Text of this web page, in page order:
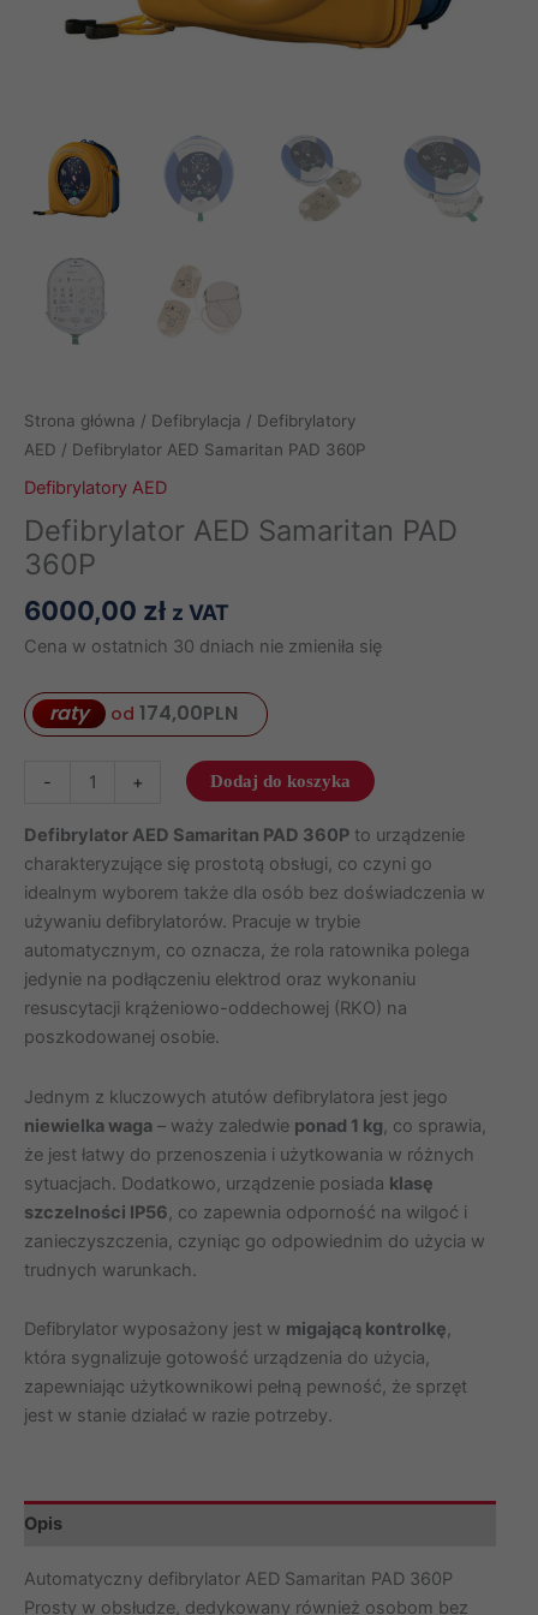
Strona główna / Defibrylacja / Defibrylatory
AED / Defibrylator AED Samaritan PAD 360P
Defibrylatory AED
Defibrylator AED Samaritan PAD
360P
6000,00 zł z VAT
Cena w ostatnich 30 dniach nie zmieniła się
raty od 174,00PLN
-
AED
Samaritan
PAD
360P
+ Dodaj do koszyka
Defibrylator AED Samaritan PAD 360P to urządzenie
charakteryzujące się prostotą obsługi, co czyni go
idealnym wyborem także dla osób bez doświadczenia w
używaniu defibrylatorów. Pracuje w trybie
automatycznym, co oznacza, że rola ratownika polega
jedynie na podłączeniu elektrod oraz wykonaniu
resuscytacji krążeniowo-oddechowej (RKO) na
poszkodowanej osobie.
Jednym z kluczowych atutów defibrylatora jest jego
niewielka waga – waży zaledwie ponad 1 kg, co sprawia,
że jest łatwy do przenoszenia i użytkowania w różnych
sytuacjach. Dodatkowo, urządzenie posiada klasę
szczelności IP56, co zapewnia odporność na wilgoć i
zanieczyszczenia, czyniąc go odpowiednim do użycia w
trudnych warunkach.
Defibrylator wyposażony jest w migającą kontrolkę,
która sygnalizuje gotowość urządzenia do użycia,
zapewniając użytkownikowi pełną pewność, że sprzęt
jest w stanie działać w razie potrzeby.
Opis
Automatyczny defibrylator AED Samaritan PAD 360P
Prosty w obsłudze, dedykowany również osobom bez